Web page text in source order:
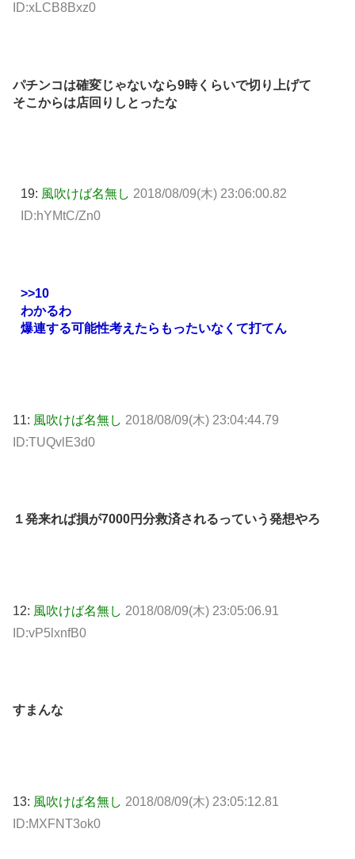
ID:xLCB8Bxz0
パチンコは確変じゃないなら9時くらいで切り上げて
そこからは店回りしとったな
19: 風吹けば名無し 2018/08/09(木) 23:06:00.82
ID:hYMtC/Zn0
>>10
わかるわ
爆連する可能性考えたらもったいなくて打てん
11: 風吹けば名無し 2018/08/09(木) 23:04:44.79
ID:TUQvlE3d0
１発来れば損が7000円分救済されるっていう発想やろ
12: 風吹けば名無し 2018/08/09(木) 23:05:06.91
ID:vP5lxnfB0
すまんな
13: 風吹けば名無し 2018/08/09(木) 23:05:12.81
ID:MXFNT3ok0